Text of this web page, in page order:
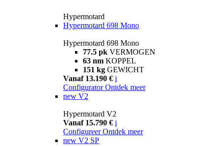
Hypermotard
Hypermotard 698 Mono
Hypermotard 698 Mono
77.5 pk VERMOGEN
63 nm KOPPEL
151 kg GEWICHT
Vanaf 13.190 € i
Configurator Ontdek meer
new V2
Hypermotard V2
Vanaf 15.790 € i
Configureer Ontdek meer
new V2 SP